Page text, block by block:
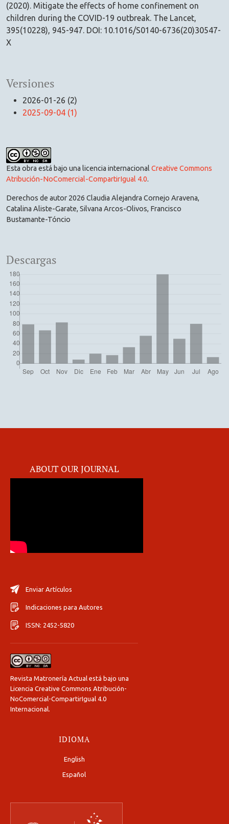
Versiones
2026-01-26 (2)
2025-09-04 (1)
(2020). Mitigate the effects of home confinement on
children during the COVID-19 outbreak. The Lancet,
395(10228), 945-947. DOI: 10.1016/S0140-6736(20)30547-
X
Esta obra está bajo una licencia internacional Creative Commons
Atribución-NoComercial-CompartirIgual 4.0.
Derechos de autor 2026 Claudia Alejandra Cornejo Aravena,
Catalina Aliste-Garate, Silvana Arcos-Olivos, Francisco
Bustamante-Tóncio
Descargas
ABOUT OUR JOURNAL
Enviar Artículos
Indicaciones para Autores
ISSN: 2452-5820
Revista Matronería Actual está bajo una
Licencia Creative Commons Atribución-
NoComercial-CompartirIgual 4.0
Internacional.
IDIOMA
English
Español